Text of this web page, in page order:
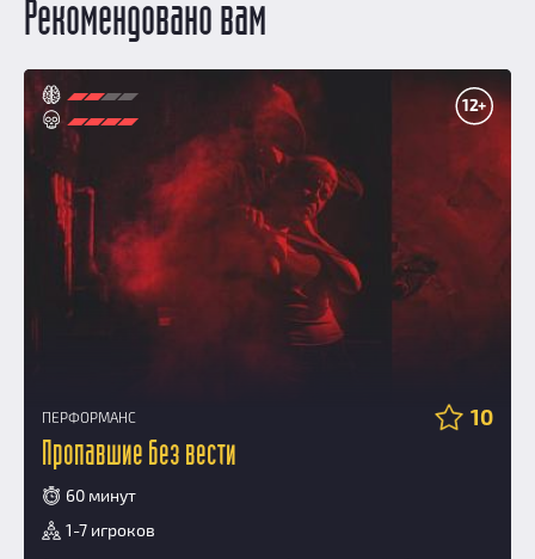
Рекомендовано вам
12+
ПЕРФОРМАНС 10
Пропавшие без вести
60 минут
1-7 игроков